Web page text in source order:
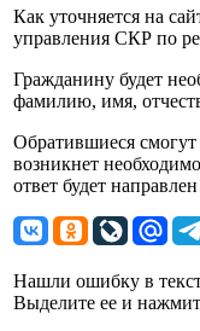
Как уточняется на
управления СКР по
Гражданину будет
фамилию, имя,
Обратившиеся смогут
возникнет
ответ будет
Нашли ошибку в
Выделите ее и